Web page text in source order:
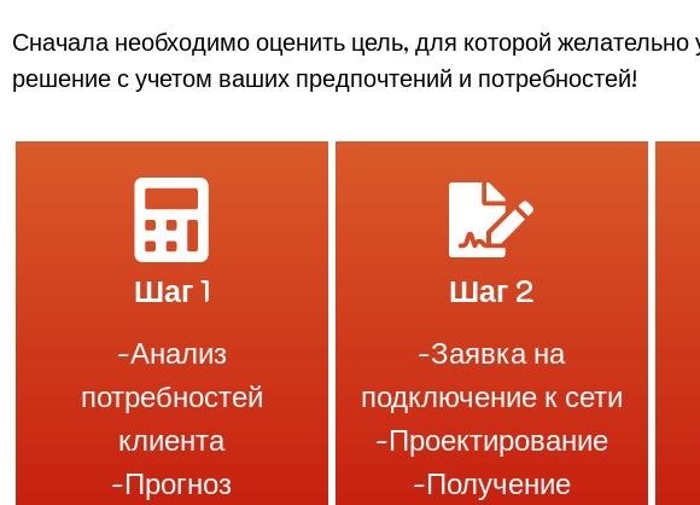
Сначала необходимо оценить цель, для которой
решение с учетом ваших предпочтений и потребностей!
Шаг 1
-Анализ
потребностей
клиента
-Прогноз
Шаг 2
-Заявка на
подключение к сети
-Проектирование
-Получение